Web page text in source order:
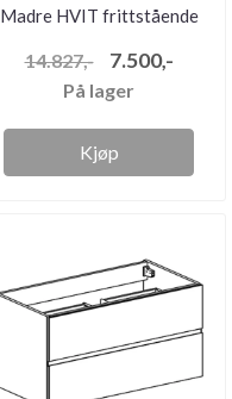
Madre HVIT frittstående
14.827,- 7.500,-
På lager
Kjøp